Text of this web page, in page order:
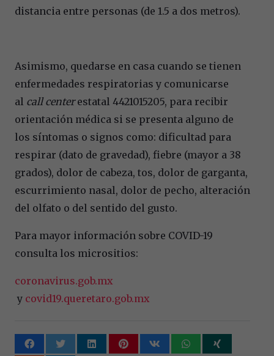
distancia entre personas (de 1.5 a dos metros).
Asimismo, quedarse en casa cuando se tienen
enfermedades respiratorias y comunicarse
al call centerestatal 4421015205, para recibir
orientación médica si se presenta alguno de
los síntomas o signos como: dificultad para
respirar (dato de gravedad), fiebre (mayor a 38
grados), dolor de cabeza, tos, dolor de garganta,
escurrimiento nasal, dolor de pecho, alteración
del olfato o del sentido del gusto.
Para mayor información sobre COVID-19
consulta los micrositios:
coronavirus.gob.mx
y covid19.queretaro.gob.mx